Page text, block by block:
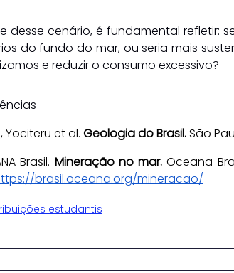
desse cenário, é fundamental refletir:
do fundo do mar, ou seria mais
e reduzir o consumo excessivo?
Yociteru et al. Geologia do Brasil. São
Brasil. Mineração no mar. Oceana
brasil.oceana.org/mineracao/
estudantis